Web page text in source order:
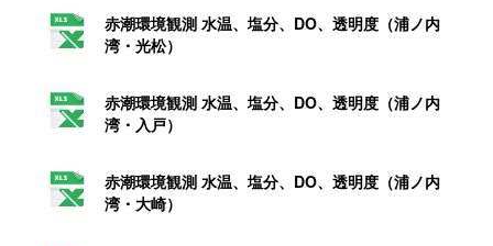
赤潮環境観測 水温、塩分、DO、透明度（浦ノ内
湾・光松）
赤潮環境観測 水温、塩分、DO、透明度（浦ノ内
湾・入戸）
赤潮環境観測 水温、塩分、DO、透明度（浦ノ内
湾・大崎）